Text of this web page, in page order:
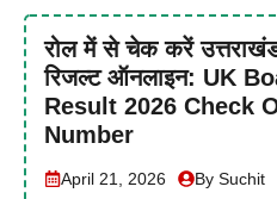
रोल में से चेक करें उत्तराखंड
रिजल्ट ऑनलाइन: UK
Result 2026 Check
Number
April 21, 2026 By Suchit